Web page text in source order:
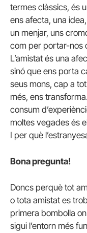
termes clàssics, és
ens afecta, una
un menjar, uns
com per portar-nos
L’amistat és una
sinó que ens porta
seus mons, cap a
més, ens
consum
moltes vegades és
I per què
Bona pregunta!
Doncs perquè tot
o tota amistat es
primera bombolla
sigui l’entorn més